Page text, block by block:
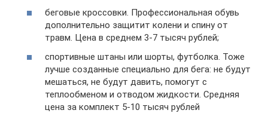
беговые кроссовки. Профессиональная обувь
дополнительно защитит колени и спину от
травм. Цена в среднем 3-7 тысяч рублей;
спортивные штаны или шорты, футболка. Тоже
лучше созданные специально для бега: не будут
мешаться, не будут давить, помогут с
теплообменом и отводом жидкости. Средняя
цена за комплект 5-10 тысяч рублей